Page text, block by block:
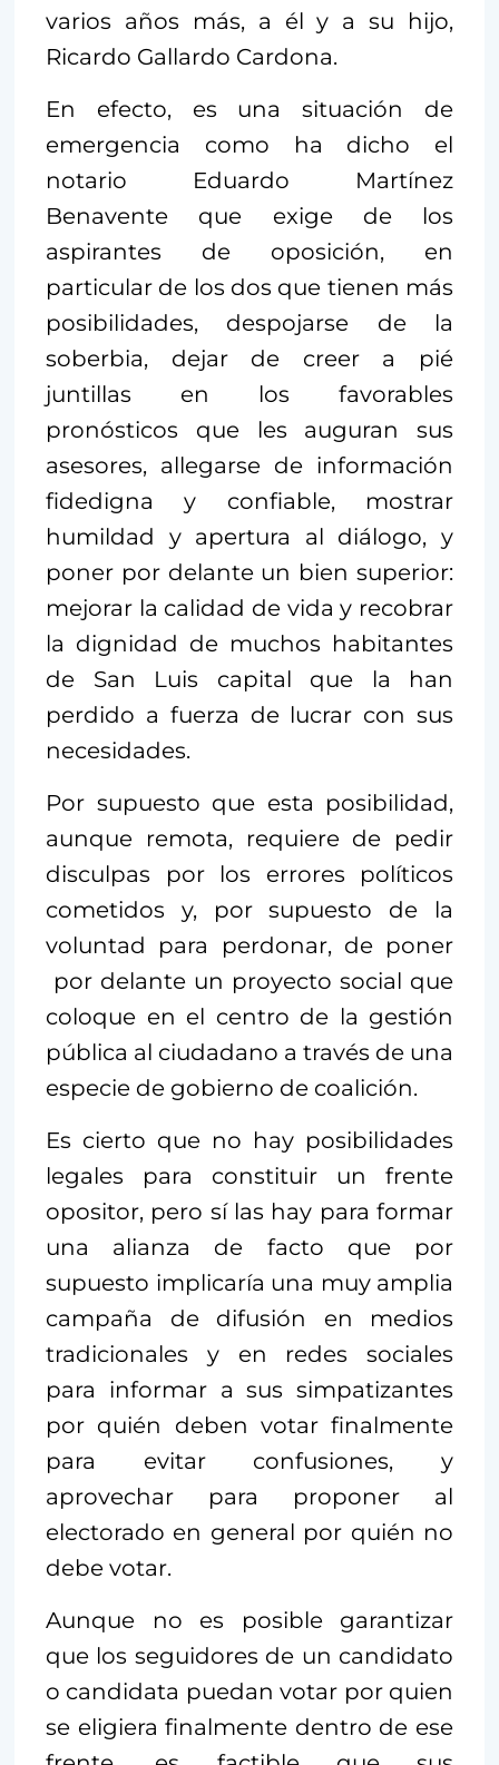
varios años más, a él y a su hijo,
Ricardo Gallardo Cardona.
En efecto, es una situación de
emergencia como ha dicho el
notario Eduardo Martínez
Benavente que exige de los
aspirantes de oposición, en
particular de los dos que tienen más
posibilidades, despojarse de la
soberbia, dejar de creer a pié
juntillas en los favorables
pronósticos que les auguran sus
asesores, allegarse de información
fidedigna y confiable, mostrar
humildad y apertura al diálogo, y
poner por delante un bien superior:
mejorar la calidad de vida y recobrar
la dignidad de muchos habitantes
de San Luis capital que la han
perdido a fuerza de lucrar con sus
necesidades.
Por supuesto que esta posibilidad,
aunque remota, requiere de pedir
disculpas por los errores políticos
cometidos y, por supuesto de la
voluntad para perdonar, de poner
por delante un proyecto social que
coloque en el centro de la gestión
pública al ciudadano a través de una
especie de gobierno de coalición.
Es cierto que no hay posibilidades
legales para constituir un frente
opositor, pero sí las hay para formar
una alianza de facto que por
supuesto implicaría una muy amplia
campaña de difusión en medios
tradicionales y en redes sociales
para informar a sus simpatizantes
por quién deben votar finalmente
para evitar confusiones, y
aprovechar para proponer al
electorado en general por quién no
debe votar.
Aunque no es posible garantizar
que los seguidores de un candidato
o candidata puedan votar por quien
se eligiera finalmente dentro de ese